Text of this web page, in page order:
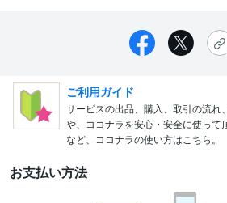
ご利用ガイド
サービスの出品、購入、取引の流れ
や、ココナラを安心・安全に使って
など、ココナラの使い方はこちら。
お支払い方法